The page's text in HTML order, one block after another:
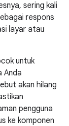
sering kali
respons
layar atau
untuk
Anda
akan hilang
pengguna
ke komponen